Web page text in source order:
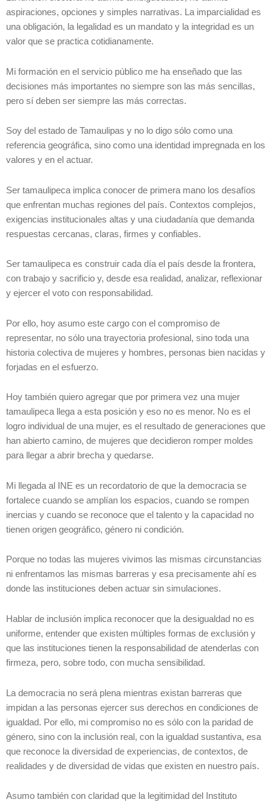
aspiraciones, opciones y simples narrativas. La imparcialidad es
una obligación, la legalidad es un mandato y la integridad es un
valor que se practica cotidianamente.
Mi formación en el servicio público me ha enseñado que las
decisiones más importantes no siempre son las más sencillas,
pero sí deben ser siempre las más correctas.
Soy del estado de Tamaulipas y no lo digo sólo como una
referencia geográfica, sino como una identidad impregnada en los
valores y en el actuar.
Ser tamaulipeca implica conocer de primera mano los desafíos
que enfrentan muchas regiones del país. Contextos complejos,
exigencias institucionales altas y una ciudadanía que demanda
respuestas cercanas, claras, firmes y confiables.
Ser tamaulipeca es construir cada día el país desde la frontera,
con trabajo y sacrificio y, desde esa realidad, analizar, reflexionar
y ejercer el voto con responsabilidad.
Por ello, hoy asumo este cargo con el compromiso de
representar, no sólo una trayectoria profesional, sino toda una
historia colectiva de mujeres y hombres, personas bien nacidas y
forjadas en el esfuerzo.
Hoy también quiero agregar que por primera vez una mujer
tamaulipeca llega a esta posición y eso no es menor. No es el
logro individual de una mujer, es el resultado de generaciones que
han abierto camino, de mujeres que decidieron romper moldes
para llegar a abrir brecha y quedarse.
Mi llegada al INE es un recordatorio de que la democracia se
fortalece cuando se amplían los espacios, cuando se rompen
inercias y cuando se reconoce que el talento y la capacidad no
tienen origen geográfico, género ni condición.
Porque no todas las mujeres vivimos las mismas circunstancias
ni enfrentamos las mismas barreras y esa precisamente ahí es
donde las instituciones deben actuar sin simulaciones.
Hablar de inclusión implica reconocer que la desigualdad no es
uniforme, entender que existen múltiples formas de exclusión y
que las instituciones tienen la responsabilidad de atenderlas con
firmeza, pero, sobre todo, con mucha sensibilidad.
La democracia no será plena mientras existan barreras que
impidan a las personas ejercer sus derechos en condiciones de
igualdad. Por ello, mi compromiso no es sólo con la paridad de
género, sino con la inclusión real, con la igualdad sustantiva, esa
que reconoce la diversidad de experiencias, de contextos, de
realidades y de diversidad de vidas que existen en nuestro país.
Asumo también con claridad que la legitimidad del Instituto